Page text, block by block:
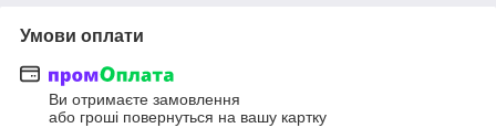
Умови оплати
Ви отримаєте замовлення
або гроші повернуться на вашу картку